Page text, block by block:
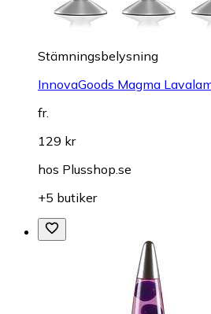
Stämningsbelysning
InnovaGoods Magma
fr.
129 kr
hos Plusshop.se
+5 butiker